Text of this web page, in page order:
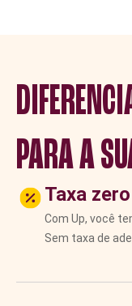
PARA A
Taxa zero
Com Up, você
Sem taxa de